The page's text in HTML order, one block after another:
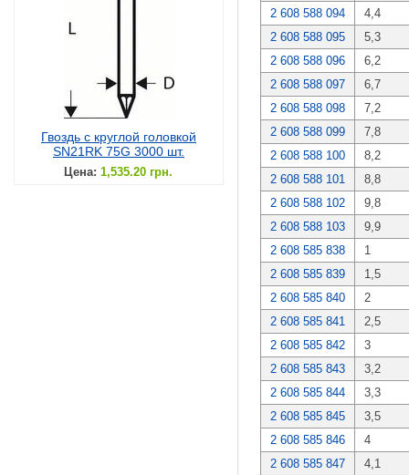
Гвоздь с круглой головкой
SN21RK 75G 3000 шт.
Цена: 1,535.20 грн.
2 608 588 094
4,4
2 608 588 095
5,3
2 608 588 096
6,2
2 608 588 097
6,7
2 608 588 098
7,2
2 608 588 099
7,8
2 608 588 100
8,2
2 608 588 101
8,8
2 608 588 102
9,8
2 608 588 103
9,9
2 608 585 838
1
2 608 585 839
1,5
2 608 585 840
2
2 608 585 841
2,5
2 608 585 842
3
2 608 585 843
3,2
2 608 585 844
3,3
2 608 585 845
3,5
2 608 585 846
4
2 608 585 847
4,1